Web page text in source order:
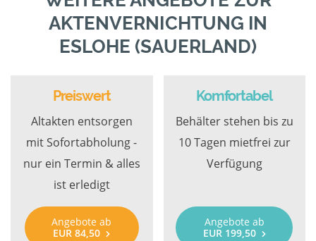
AKTENVERNICHTUNG IN
ESLOHE (SAUERLAND)
Preiswert
Altakten entsorgen
mit Sofortabholung -
nur ein Termin & alles
ist erledigt
Angebote ab
EUR 84,50
Komfortabel
Behälter stehen bis zu
10 Tagen mietfrei zur
Verfügung
Angebote ab
EUR 199,50